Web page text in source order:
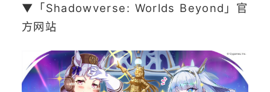
▼「Shadowverse: Worlds Beyond」官
方网站